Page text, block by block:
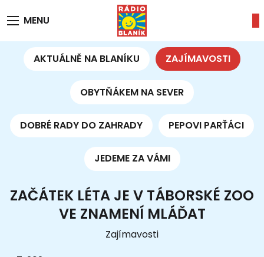
MENU
AKTUÁLNĚ NA BLANÍKU ZAJÍMAVOSTI
OBYTŇÁKEM NA SEVER
DOBRÉ RADY DO ZAHRADY PEPOVI PARŤÁCI
JEDEME ZA VÁMI
ZAČÁTEK LÉTA JE V TÁBORSKÉ ZOO
VE ZNAMENÍ MLÁĎAT
Zajímavosti